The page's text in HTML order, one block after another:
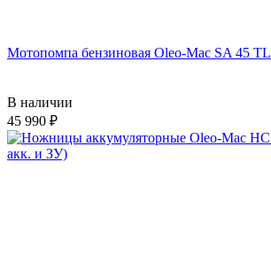
Мотопомпа бензиновая Oleo-Mac SA 45 TL
В наличии
45 990